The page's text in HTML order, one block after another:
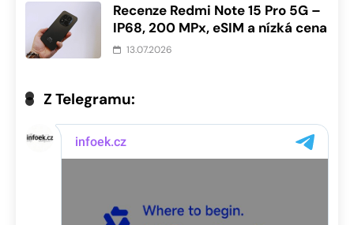
Recenze Redmi Note 15 Pro 5G –
IP68, 200 MPx, eSIM a nízká cena
13.07.2026
Z Telegramu: